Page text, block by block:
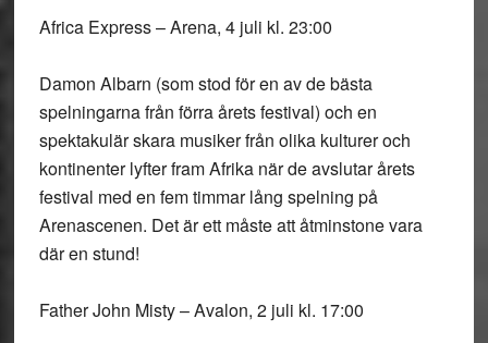
Africa Express – Arena, 4 juli kl. 23:00
Damon Albarn (som stod för en av de bästa
spelningarna från förra årets festival) och en
spektakulär skara musiker från olika kulturer och
kontinenter lyfter fram Afrika när de avslutar årets
festival med en fem timmar lång spelning på
Arenascenen. Det är ett måste att åtminstone vara
där en stund!
Father John Misty – Avalon, 2 juli kl. 17:00